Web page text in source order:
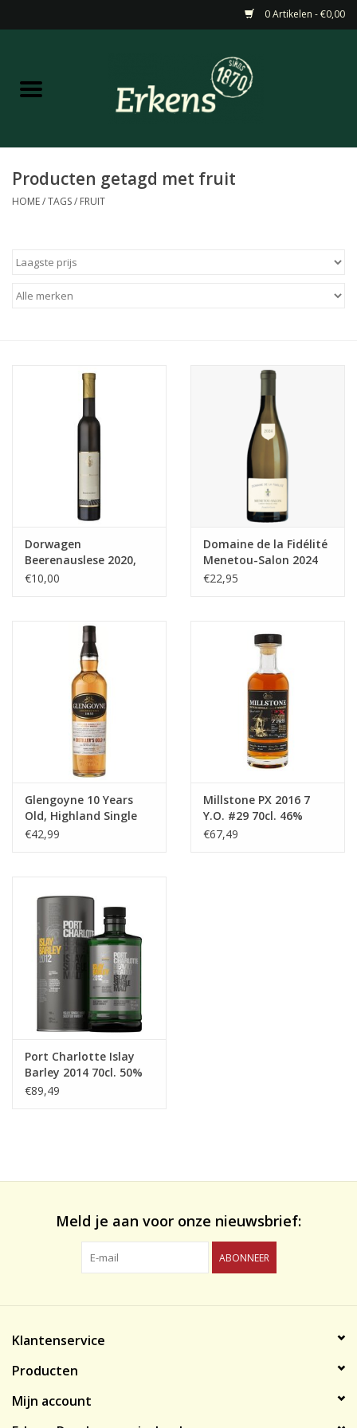
0 Artikelen - €0,00
Home
Barneveldse specialiteiten
Masterclasses & Proeverijen
Producten getagd met fruit
HOME/TAGS/ FRUIT
Dorwagen
Beerenauslese 2020,
Rheinhessen
€10,00
Domaine de la Fidélité
Menetou-Salon 2024
€22,95
Glengoyne 10 Years
Old, Highland Single
Malt
€42,99
Millstone PX 2016 7
Y.O. #29 70cl. 46%
€67,49
Port Charlotte Islay
Barley 2014 70cl. 50%
€89,49
Meld je aan voor onze nieuwsbrief:
ABONNEER
Klantenservice
Producten
Mijn account